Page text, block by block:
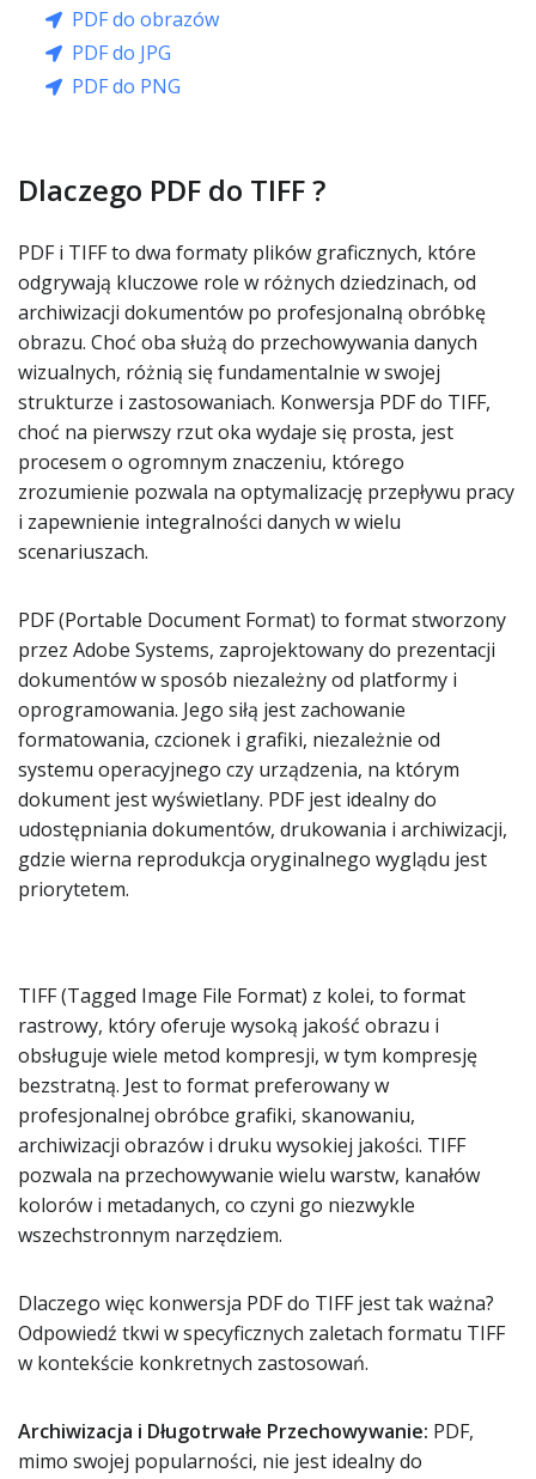
PDF do obrazów
PDF do JPG
PDF do PNG
Dlaczego PDF do TIFF ?
PDF i TIFF to dwa formaty plików graficznych, które
odgrywają kluczowe role w różnych dziedzinach, od
archiwizacji dokumentów po profesjonalną obróbkę
obrazu. Choć oba służą do przechowywania danych
wizualnych, różnią się fundamentalnie w swojej
strukturze i zastosowaniach. Konwersja PDF do TIFF,
choć na pierwszy rzut oka wydaje się prosta, jest
procesem o ogromnym znaczeniu, którego
zrozumienie pozwala na optymalizację przepływu pracy
i zapewnienie integralności danych w wielu
scenariuszach.
PDF (Portable Document Format) to format stworzony
przez Adobe Systems, zaprojektowany do prezentacji
dokumentów w sposób niezależny od platformy i
oprogramowania. Jego siłą jest zachowanie
formatowania, czcionek i grafiki, niezależnie od
systemu operacyjnego czy urządzenia, na którym
dokument jest wyświetlany. PDF jest idealny do
udostępniania dokumentów, drukowania i archiwizacji,
gdzie wierna reprodukcja oryginalnego wyglądu jest
priorytetem.
TIFF (Tagged Image File Format) z kolei, to format
rastrowy, który oferuje wysoką jakość obrazu i
obsługuje wiele metod kompresji, w tym kompresję
bezstratną. Jest to format preferowany w
profesjonalnej obróbce grafiki, skanowaniu,
archiwizacji obrazów i druku wysokiej jakości. TIFF
pozwala na przechowywanie wielu warstw, kanałów
kolorów i metadanych, co czyni go niezwykle
wszechstronnym narzędziem.
Dlaczego więc konwersja PDF do TIFF jest tak ważna?
Odpowiedź tkwi w specyficznych zaletach formatu TIFF
w kontekście konkretnych zastosowań.
Archiwizacja i Długotrwałe Przechowywanie: PDF,
mimo swojej popularności, nie jest idealny do